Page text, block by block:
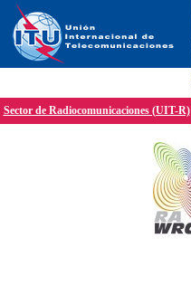
Sector de Radiocomunicaciones (UIT-R)